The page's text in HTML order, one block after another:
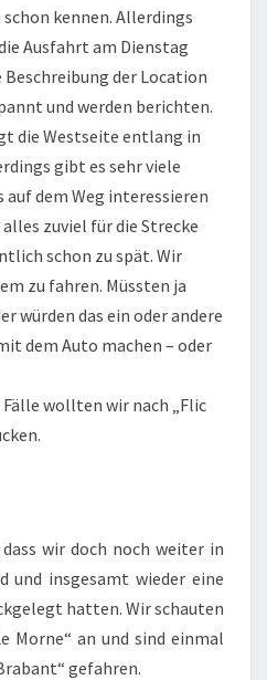
kennen. Allerdings
Ausfahrt am Dienstag
Beschreibung der Location
und werden berichten.
die Westseite entlang in
gibt es sehr viele
auf dem Weg interessieren
zuviel für die Strecke
schon zu spät. Wir
zu fahren. Müssten ja
würden das ein oder andere
dem Auto machen – oder
wollten wir nach „Flic
wir doch noch weiter in
und insgesamt wieder eine
hatten. Wir schauten
Morne“ an und sind einmal
gefahren.